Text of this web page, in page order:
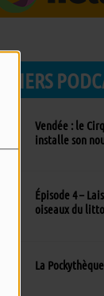
Vendée : le
installe son
Épisode 4 –
oiseaux du
La